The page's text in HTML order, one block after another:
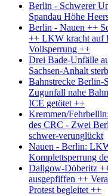
Berlin - Schwerer
Spandau Höhe
Berlin - Nauen ++
++ LKW kracht auf
Vollsperrung ++
Drei Bade-Unfälle
Sachsen-Anhalt
Bahnstrecke Berlin-
Zugunfall nahe
ICE getötet ++
Kremmen/
des CRC - Zwei
schwer-verunglückt
Nauen - Berlin:
Komplettsperrung
Dallgow-Döberitz
ausgepfiffen ++
Protest begleitet ++